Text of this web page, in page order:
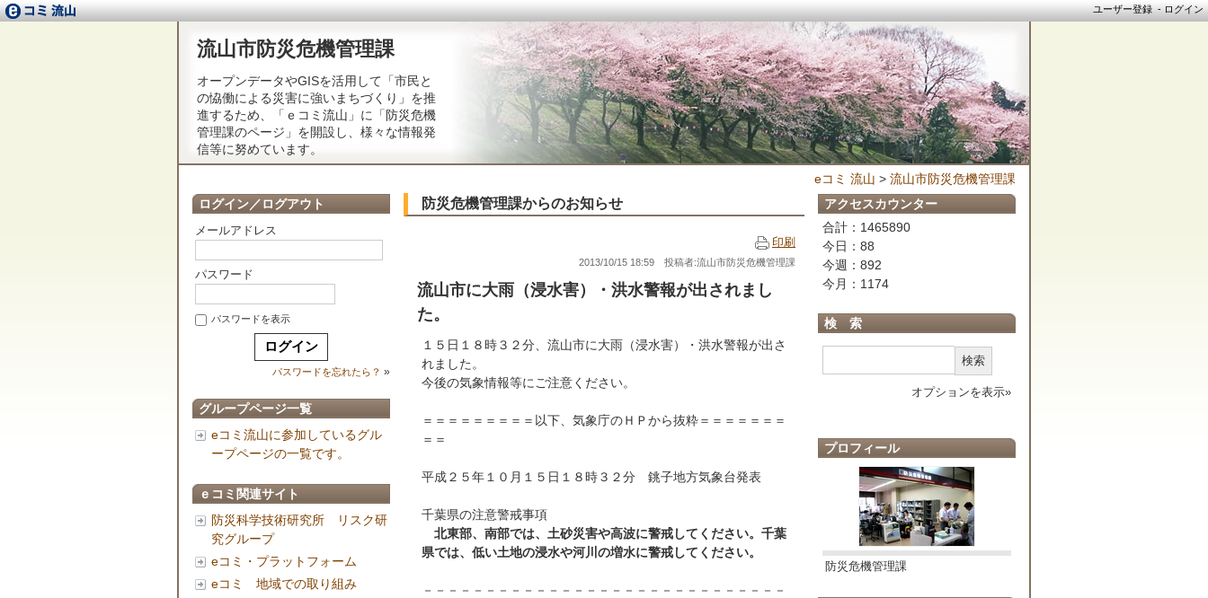
ユーザー登録 - ログイン
流山市防災危機管理課
オープンデータやGISを活用して「市民と
の恊働による災害に強いまちづくり」を推
進するため、「ｅコミ流山」に「防災危機
管理課のページ」を開設し、様々な情報発
信等に努めています。
eコミ 流山 > 流山市防災危機管理課
ログイン／ログアウト
メールアドレス
パスワード
パスワードを表示
パスワードを忘れたら？ »
グループページ一覧
eコミ流山に参加しているグル
ープページの一覧です。
ｅコミ関連サイト
防災科学技術研究所 リスク研
究グループ
eコミ・プラットフォーム
eコミ 地域での取り組み
防災危機管理課からのお知らせ
印刷
2013/10/15 18:59 投稿者:流山市防災危機管理課
流山市に大雨（浸水害）・洪水警報が出されまし
た。
１５日１８時３２分、流山市に大雨（浸水害）・洪水警報が出さ
れました。
今後の気象情報等にご注意ください。
＝＝＝＝＝＝＝＝＝以下、気象庁のＨＰから抜粋＝＝＝＝＝＝＝
＝＝
平成２５年１０月１５日１８時３２分 銚子地方気象台発表
千葉県の注意警戒事項
北東部、南部では、土砂災害や高波に警戒してください。千葉
県では、低い土地の浸水や河川の増水に警戒してください。
－－－－－－－－－－－－－－－－－－－－－－－－－－－－－
アクセスカウンター
合計：1465890
今日：88
今週：892
今月：1174
検 索
検索
オプションを表示»
プロフィール
防災危機管理課